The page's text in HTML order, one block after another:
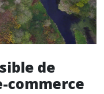
de
commerce